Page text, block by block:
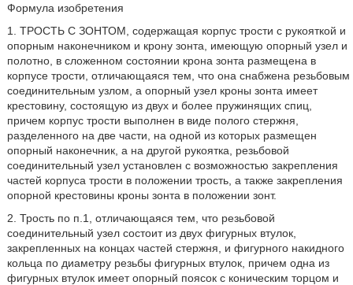
Формула изобретения
1. ТРОСТЬ С ЗОНТОМ, содержащая корпус трости с рукояткой и
опорным наконечником и крону зонта, имеющую опорный узел и
полотно, в сложенном состоянии крона зонта размещена в
корпусе трости, отличающаяся тем, что она снабжена резьбовым
соединительным узлом, а опорный узел кроны зонта имеет
крестовину, состоящую из двух и более пружинящих спиц,
причем корпус трости выполнен в виде полого стержня,
разделенного на две части, на одной из которых размещен
опорный наконечник, а на другой рукоятка, резьбовой
соединительный узел установлен с возможностью закрепления
частей корпуса трости в положении трость, а также закрепления
опорной крестовины кроны зонта в положении зонт.
2. Трость по п.1, отличающаяся тем, что резьбовой
соединительный узел состоит из двух фигурных втулок,
закрепленных на концах частей стержня, и фигурного накидного
кольца по диаметру резьбы фигурных втулок, причем одна из
фигурных втулок имеет опорный поясок с коническим торцом и